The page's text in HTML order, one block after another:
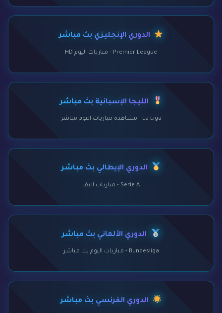
الدوري الإنجليزي بث مباشر
Premier League - مباريات اليوم HD
الليجا الإسبانية بث مباشر
La Liga - مشاهدة مباريات اليوم مباشر
الدوري الإيطالي بث مباشر
Serie A - مباريات لايف
الدوري الألماني بث مباشر
Bundesliga - مباريات اليوم بث مباشر
الدوري الفرنسي بث مباشر